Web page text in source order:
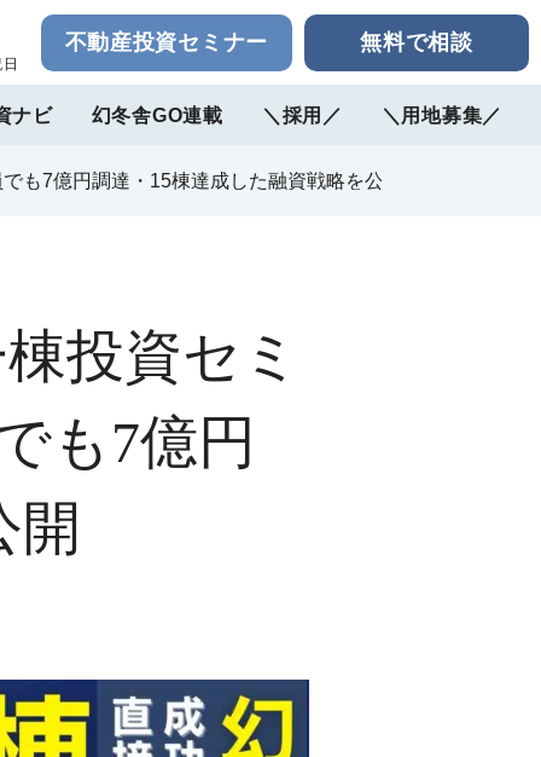
不動産投資セミナー 無料で相談
ナビ 幻冬舎GO連載 ＼採用／ ＼用地募集／
も7億円調達・15棟達成した融資戦略を公開
投資セミ
も7億円
開